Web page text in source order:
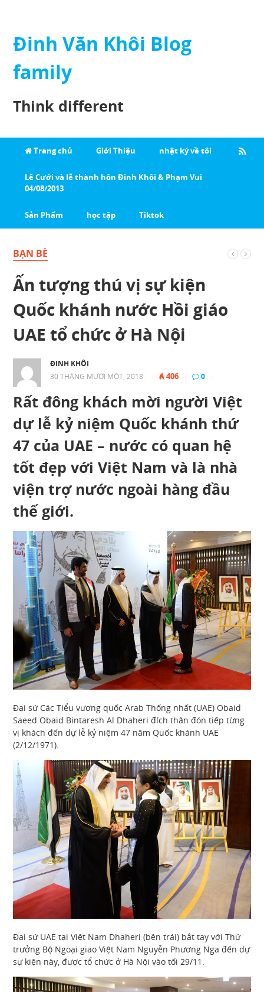
Đinh Văn Khôi Blog
family
Think different
Trang chủ Giới Thiệu nhật ký về tôi
Lễ Cưới và lễ thành hôn Đinh Khôi & Phạm Vui
04/08/2013
Sản Phẩm học tập Tiktok
BẠN BÈ
Ấn tượng thú vị sự kiện
Quốc khánh nước Hồi giáo
UAE tổ chức ở Hà Nội
ĐINH KHÔI
30 THÁNG MƯỜI MỘT, 2018
406 0
Rất đông khách mời người Việt
dự lễ kỷ niệm Quốc khánh thứ
47 của UAE – nước có quan hệ
tốt đẹp với Việt Nam và là nhà
viện trợ nước ngoài hàng đầu
thế giới.
Đại sứ Các Tiểu vương quốc Arab Thống nhất (UAE) Obaid
Saeed Obaid Bintaresh Al Dhaheri đích thân đón tiếp từng
vị khách đến dự lễ kỷ niệm 47 năm Quốc khánh UAE
(2/12/1971).
Đại sứ UAE tại Việt Nam Dhaheri (bên trái) bắt tay với Thứ
trưởng Bộ Ngoại giao Việt Nam Nguyễn Phương Nga đến dự
sự kiện này, được tổ chức ở Hà Nội vào tối 29/11.